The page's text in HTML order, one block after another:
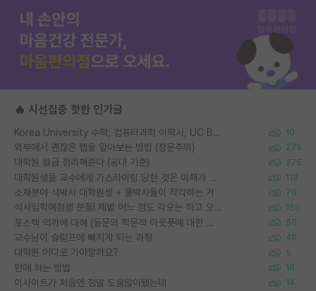
🔥 시선집중 핫한 인기글
Korea University 수학, 컴퓨터과학 이학사, UC Berkeley 산업공학 대학원 공학박사가 되는 것은 쉽지 않겠죠? 10
외부에서 괜찮은 랩을 알아보는 방법 (장문주의) 275
대학원 월급 정리해준다 (공대 기준) 275
대학원생들 교수에게 가스라이팅 당한 것은 이해가 갑니다. 안타깝네요. 119
소재분야 석박사 대학원생 + 물박사들이 착각하는 거 76
석사입학예정생 분들! 제발 어느 정도 각오는 하고 오세요. 156
포스텍 억까에 대해 (동문의 학문적 아웃풋에 대한 반박) 50
교수님이 슬럼프에 빠지게 되는 과정 40
대학원 어디로 가야할까요? 5
편애 하는 방법 16
이사이트가 처음엔 정말 도움많이됐는데 14